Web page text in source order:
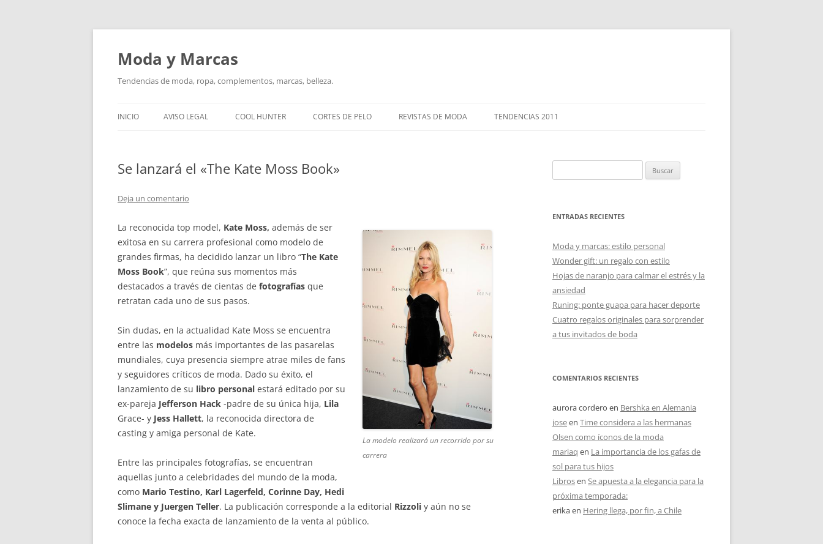
Saltar
contenido
Moda y Marcas
Tendencias de moda, ropa, complementos, marcas, belleza.
INICIO AVISO LEGAL COOL HUNTER CORTES DE PELO REVISTAS DE MODA TENDENCIAS 2011
Se lanzará el «The Kate Moss Book»
Deja un comentario
La modelo realizará un recorrido por su
carrera
La reconocida top model, Kate Moss, además de ser
exitosa en su carrera profesional como modelo de
grandes firmas, ha decidido lanzar un libro “The Kate
Moss Book”, que reúna sus momentos más
destacados a través de cientas de fotografías que
retratan cada uno de sus pasos.
Sin dudas, en la actualidad Kate Moss se encuentra
entre las modelos más importantes de las pasarelas
mundiales, cuya presencia siempre atrae miles de fans
y seguidores críticos de moda. Dado su éxito, el
lanzamiento de su libro personal estará editado por su
ex-pareja Jefferson Hack -padre de su única hija, Lila
Grace- y Jess Hallett, la reconocida directora de
casting y amiga personal de Kate.
Entre las principales fotografías, se encuentran
aquellas junto a celebridades del mundo de la moda,
como Mario Testino, Karl Lagerfeld, Corinne Day, Hedi
Slimane y Juergen Teller. La publicación corresponde a la editorial Rizzoli y aún no se
conoce la fecha exacta de lanzamiento de la venta al público.
ENTRADAS RECIENTES
Moda y marcas: estilo personal
Wonder gift: un regalo con estilo
Hojas de naranjo para calmar el estrés y la
ansiedad
Runing: ponte guapa para hacer deporte
Cuatro regalos originales para sorprender
a tus invitados de boda
COMENTARIOS RECIENTES
aurora cordero en Bershka en Alemania
joseen Time considera a las hermanas
Olsen como íconos de la moda
mariaq en La importancia de los gafas de
sol para tus hijos
Librosen Se apuesta a la elegancia para la
próxima temporada:
erikaen Hering llega, por fin, a Chile